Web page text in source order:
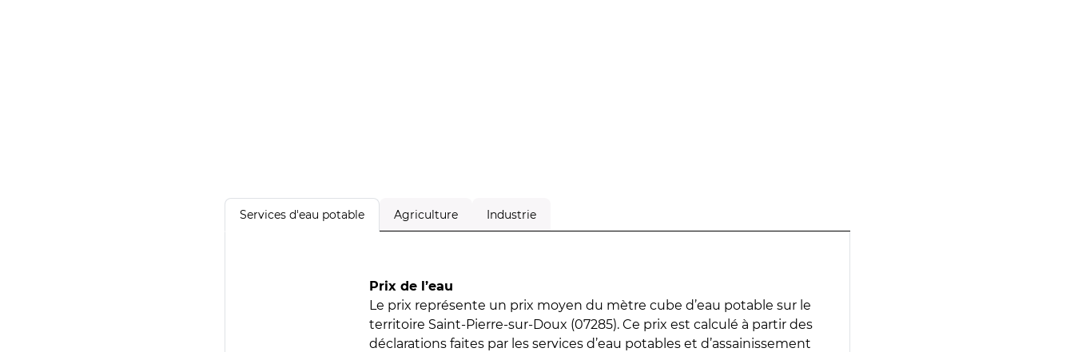
Services d'eau potable Agriculture Industrie
Prix de l’eau
Le prix représente un prix moyen du mètre cube d’eau potable sur le
territoire Saint-Pierre-sur-Doux (07285). Ce prix est calculé à partir des
déclarations faites par les services d’eau potables et d’assainissement